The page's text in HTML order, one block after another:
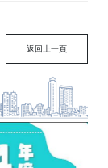
返回上一頁